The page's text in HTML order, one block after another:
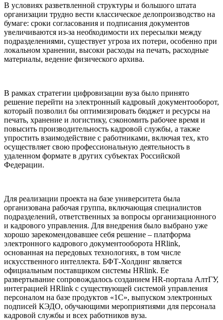
В условиях разветвленной структуры и большого штата
организации трудно вести классическое делопроизводство на
бумаге: сроки согласования и подписания документов
увеличиваются из-за необходимости их пересылки между
подразделениями, существует угроза их потери, особенно при
локальном хранении, высоки расходы на печать, расходные
материалы, ведение физического архива.
В рамках стратегии цифровизации вуза было принято
решение перейти на электронный кадровый документооборот,
который позволил бы оптимизировать бюджет и ресурсы на
печать, хранение и логистику, сэкономить рабочее время и
повысить производительность кадровой службы, а также
упростить взаимодействие с работниками, включая тех, кто
осуществляет свою профессиональную деятельность в
удаленном формате в других субъектах Российской
Федерации.
Для реализации проекта на базе университета была
организована рабочая группа, включающая специалистов
подразделений, ответственных за вопросы организационного
и кадрового управления. Для внедрения было выбрано уже
хорошо зарекомендовавшее себя решение – платформа
электронного кадрового документооборота HRlink,
основанная на передовых технологиях, в том числе
искусственного интеллекта. БФТ-Холдинг является
официальным поставщиком системы HRlink. Ее
развертывание сопровождалось созданием HR-портала АлтГУ,
интеграцией HRlink с существующей системой управления
персоналом на базе продуктов «1С», выпуском электронных
подписей КЭДО, обучающими мероприятиями для персонала
кадровой службы и всех работников вуза.